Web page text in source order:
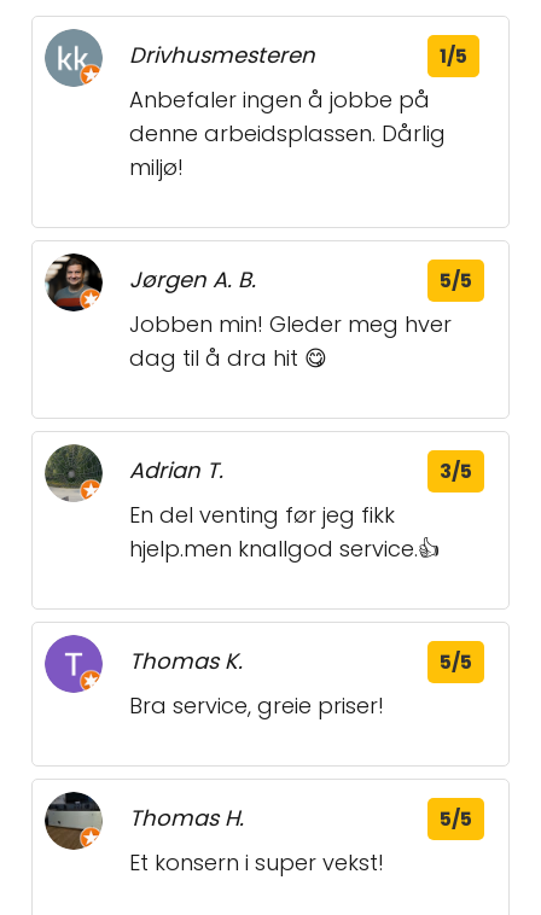
Drivhusmesteren 1/5
Anbefaler ingen å jobbe på
denne arbeidsplassen. Dårlig
miljø!
Jørgen A. B. 5/5
Jobben min! Gleder meg hver
dag til å dra hit 😋
Adrian T. 3/5
En del venting før jeg fikk
hjelp.men knallgod service.👍
Thomas K. 5/5
Bra service, greie priser!
Thomas H. 5/5
Et konsern i super vekst!